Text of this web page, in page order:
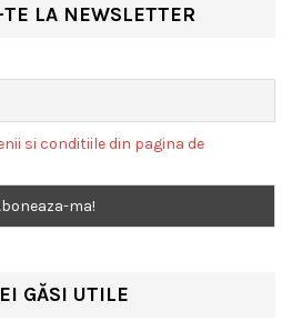
LA NEWSLETTER
si conditiile din pagina de
GĂSI UTILE